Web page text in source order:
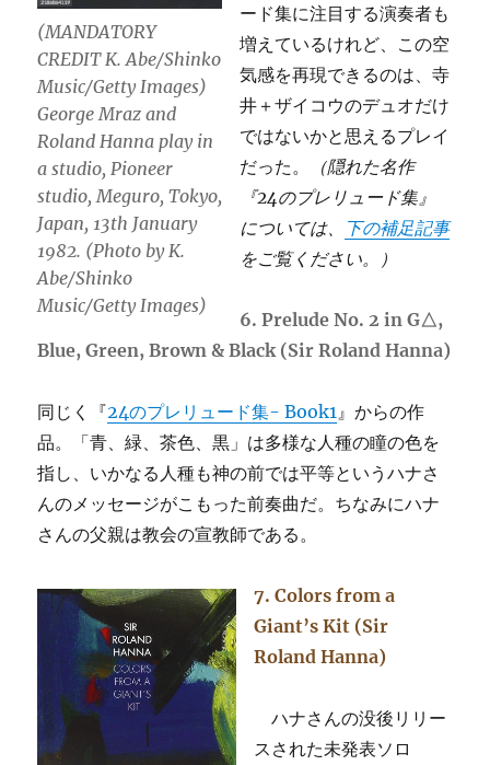
(MANDATORY
CREDIT K. Abe/Shinko
Music/Getty Images)
George Mraz and
Roland Hanna play in
a studio, Pioneer
studio, Meguro, Tokyo,
Japan, 13th January
1982. (Photo by K.
Abe/Shinko
Music/Getty Images)
ード集に注目する演奏者も
増えているけれど、この空
気感を再現できるのは、寺
井＋ザイコウのデュオだけ
ではないかと思えるプレイ
だった。
（隠れた名作
『24のプレリュード集』
については、
下の補足記事
をご覧ください。）
6. Prelude No. 2 in G△,
Blue, Green, Brown & Black (Sir Roland Hanna)
同じく『24のプレリュード集- Book1 』からの作
品。「青、緑、茶色、黒」は多様な人種の瞳の色を
指し、いかなる人種も神の前では平等というハナさ
んのメッセージがこもった前奏曲だ。ちなみにハナ
さんの父親は教会の宣教師である。
7. Colors from a
Giant’s Kit (Sir
Roland Hanna)
ハナさんの没後リリー
スされた未発表ソロ